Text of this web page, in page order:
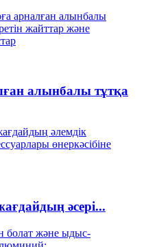
алынбалы тұтқа
әсері...